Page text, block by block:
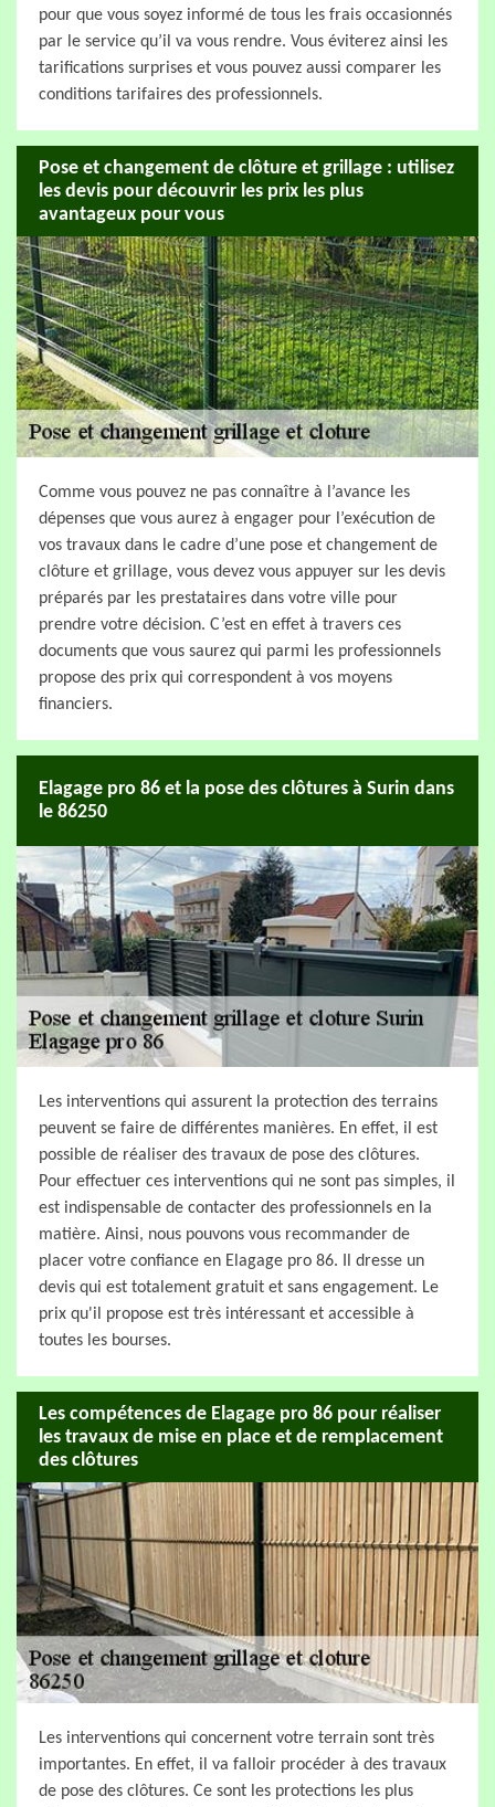
pour que vous soyez informé de tous les frais occasionnés
par le service qu’il va vous rendre. Vous éviterez ainsi les
tarifications surprises et vous pouvez aussi comparer les
conditions tarifaires des professionnels.
Pose et changement de clôture et grillage : utilisez
les devis pour découvrir les prix les plus
avantageux pour vous
Comme vous pouvez ne pas connaître à l’avance les
dépenses que vous aurez à engager pour l’exécution de
vos travaux dans le cadre d’une pose et changement de
clôture et grillage, vous devez vous appuyer sur les devis
préparés par les prestataires dans votre ville pour
prendre votre décision. C’est en effet à travers ces
documents que vous saurez qui parmi les professionnels
propose des prix qui correspondent à vos moyens
financiers.
Elagage pro 86 et la pose des clôtures à Surin dans
le 86250
Les interventions qui assurent la protection des terrains
peuvent se faire de différentes manières. En effet, il est
possible de réaliser des travaux de pose des clôtures.
Pour effectuer ces interventions qui ne sont pas simples, il
est indispensable de contacter des professionnels en la
matière. Ainsi, nous pouvons vous recommander de
placer votre confiance en Elagage pro 86. Il dresse un
devis qui est totalement gratuit et sans engagement. Le
prix qu'il propose est très intéressant et accessible à
toutes les bourses.
Les compétences de Elagage pro 86 pour réaliser
les travaux de mise en place et de remplacement
des clôtures
Les interventions qui concernent votre terrain sont très
importantes. En effet, il va falloir procéder à des travaux
de pose des clôtures. Ce sont les protections les plus